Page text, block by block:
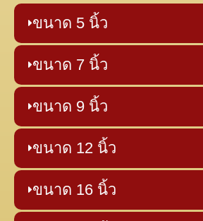
ขนาด 5 นิ้ว
ขนาด 7 นิ้ว
ขนาด 9 นิ้ว
ขนาด 12 นิ้ว
ขนาด 16 นิ้ว